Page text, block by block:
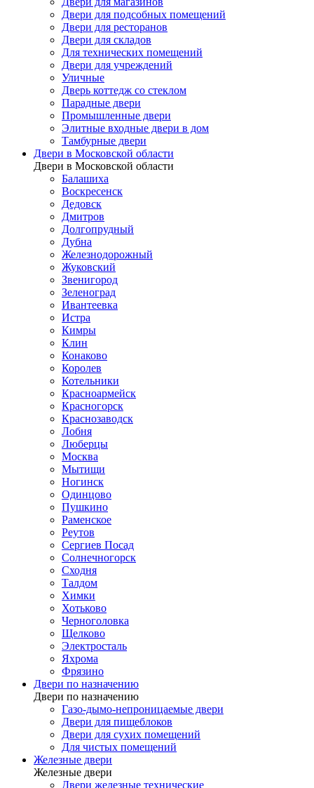
Двери для подсобных помещений
Двери для ресторанов
Двери для складов
Для технических помещений
Двери для учреждений
Уличные
Дверь коттедж со стеклом
Парадные двери
Промышленные двери
Элитные входные двери в дом
Тамбурные двери
Двери в Московской области
Двери в Московской области
Балашиха
Воскресенск
Дедовск
Дмитров
Долгопрудный
Дубна
Железнодорожный
Жуковский
Звенигород
Зеленоград
Ивантеевка
Истра
Кимры
Клин
Конаково
Королев
Котельники
Красноармейск
Красногорск
Краснозаводск
Лобня
Люберцы
Москва
Мытищи
Ногинск
Одинцово
Пушкино
Раменское
Реутов
Сергиев Посад
Солнечногорск
Сходня
Талдом
Химки
Хотьково
Черноголовка
Щелково
Электросталь
Яхрома
Фрязино
Двери по назначению
Двери по назначению
Газо-дымо-непроницаемые двери
Двери для пищеблоков
Двери для сухих помещений
Для чистых помещений
Железные двери
Железные двери
Двери железные технические